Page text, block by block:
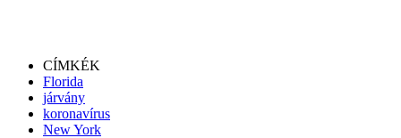
CÍMKÉK
Florida
járvány
koronavírus
New York